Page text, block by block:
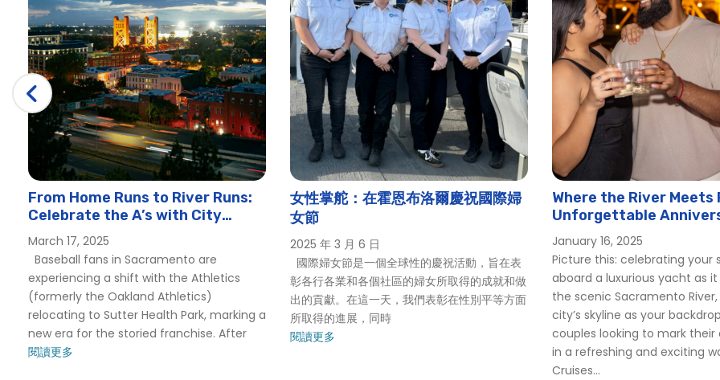
五歲後的母親節還活著
薩克拉門托的搖滾遊艇雞尾酒巡遊 |城市游輪 ™
薩克拉門托在五次巡航后還活著 |城市游輪 ™
薩克拉門托五月五日遊船 |城市游輪 ™
薩克拉門托市艦隊
國會大廈霍恩布洛爾
薩克拉門托企業活動
Sacramento Easter River Cruises | City Cruises
薩克拉門托集團活動
Sacramento Holiday Cruise
薩克拉門托假日游輪
薩克拉門托假日游輪
薩克拉門托勞動節樂趣 |勞動節週末遊船 |城市游輪 ™
薩克拉門托母親節遊船 |城市游輪 ™
薩克拉門托新年前夜景點巡遊 |城市游輪 ™
From Home Runs to River Runs:
Celebrate the A’s with City
Cruises Sacramento
March 17, 2025
Baseball fans in Sacramento are
experiencing a shift with the Athletics
(formerly the Oakland Athletics)
relocating to Sutter Health Park, marking a
new era for the storied franchise. After
閱讀更多
女性掌舵：在霍恩布洛爾慶祝國際婦
女節
2025 年 3 月 6 日
國際婦女節是一個全球性的慶祝活動，旨在表
彰各行各業和各個社區的婦女所取得的成就和做
出的貢獻。在這一天，我們表彰在性別平等方面
所取得的進展，同時
閱讀更多
Where the River Meets
Unforgettable
Celebrations in
(2025)
January 16, 2025
Picture this: celebrating your
aboard a luxurious yacht as
the scenic Sacramento
city’s skyline as your
couples looking to mark their
in a refreshing and exciting
Cruises...